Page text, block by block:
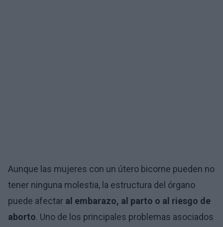
Aunque las mujeres con un útero bicorne pueden no
tener ninguna molestia, la estructura del órgano
puede afectar al embarazo, al parto o al riesgo de
aborto. Uno de los principales problemas asociados